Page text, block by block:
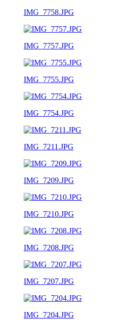
IMG_7758.JPG
IMG_7757.JPG
IMG_7755.JPG
IMG_7754.JPG
IMG_7211.JPG
IMG_7209.JPG
IMG_7210.JPG
IMG_7208.JPG
IMG_7207.JPG
IMG_7204.JPG